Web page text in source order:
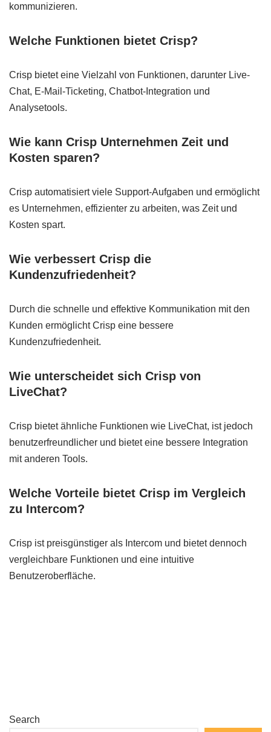
kommunizieren.
Welche Funktionen bietet Crisp?
Crisp bietet eine Vielzahl von Funktionen, darunter Live-
Chat, E-Mail-Ticketing, Chatbot-Integration und
Analysetools.
Wie kann Crisp Unternehmen Zeit und
Kosten sparen?
Crisp automatisiert viele Support-Aufgaben und ermöglicht
es Unternehmen, effizienter zu arbeiten, was Zeit und
Kosten spart.
Wie verbessert Crisp die
Kundenzufriedenheit?
Durch die schnelle und effektive Kommunikation mit den
Kunden ermöglicht Crisp eine bessere
Kundenzufriedenheit.
Wie unterscheidet sich Crisp von
LiveChat?
Crisp bietet ähnliche Funktionen wie LiveChat, ist jedoch
benutzerfreundlicher und bietet eine bessere Integration
mit anderen Tools.
Welche Vorteile bietet Crisp im Vergleich
zu Intercom?
Crisp ist preisgünstiger als Intercom und bietet dennoch
vergleichbare Funktionen und eine intuitive
Benutzeroberfläche.
Search